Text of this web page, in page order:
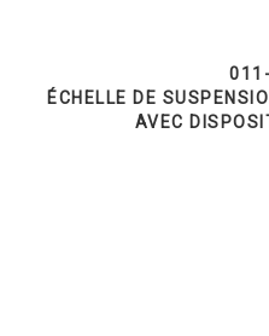
ÉCHELLE DE
AVEC